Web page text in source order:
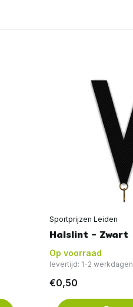
Sportprijzen Leiden
Halslint - Zwart
Op voorraad
levertijd: 1-2 werkdagen
€0,50